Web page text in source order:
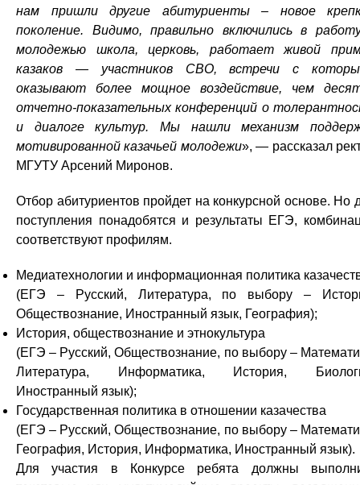
нам пришли другие абитуриенты – новое
поколение. Видимо, правильно включились в
молодежью школа, церковь, работает живой
казаков — участников СВО, встречи с
оказывают более мощное воздействие, чем
отчетно-показательных конференций о
и диалоге культур. Мы нашли механизм
мотивированной казачьей молодежи», — рассказал
МГУТУ Арсений Миронов.
Отбор абитуриентов пройдет на конкурсной основе. Но
поступления понадобятся и результаты ЕГЭ,
соответствуют профилям.
Медиатехнологии и информационная политика
(ЕГЭ – Русский, Литература, по выбору –
Обществознание, Иностранный язык, География);
История, обществознание и этнокультура
(ЕГЭ – Русский, Обществознание, по выбору –
Литература, Информатика, История,
Иностранный язык);
Государственная политика в отношении казачества
(ЕГЭ – Русский, Обществознание, по выбору –
География, История, Информатика, Иностранный язык).
Для участия в Конкурсе ребята должны